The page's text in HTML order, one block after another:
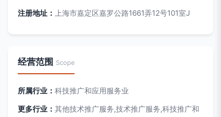
注册地址： 上海市嘉定区嘉罗公路1661弄12号101室J
经营范围 Scope
所属行业： 科技推广和应用服务业
更多行业： 其他技术推广服务,技术推广服务,科技推广和